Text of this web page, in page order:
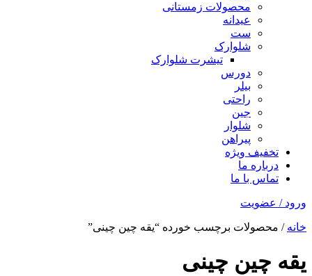
محصولات زمستانی
عیدانه
ست
شلوارک
تیشرت شلوارک
دورس
بیلر
راحتی
جین
شلوار
پیراهن
تخفیف ویژه
درباره ما
تماس با ما
ورود / عضویت
خانه / محصولات برچسب خورده “یقه چین چینی”
یقه چین چینی